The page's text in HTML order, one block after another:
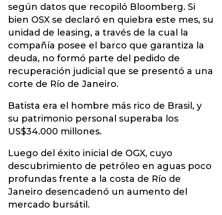
según datos que recopiló Bloomberg. Si
bien OSX se declaró en quiebra este mes, su
unidad de leasing, a través de la cual la
compañía posee el barco que garantiza la
deuda, no formó parte del pedido de
recuperación judicial que se presentó a una
corte de Río de Janeiro.
Batista era el hombre más rico de Brasil, y
su patrimonio personal superaba los
US$34.000 millones.
Luego del éxito inicial de OGX, cuyo
descubrimiento de petróleo en aguas poco
profundas frente a la costa de Río de
Janeiro desencadenó un aumento del
mercado bursátil.